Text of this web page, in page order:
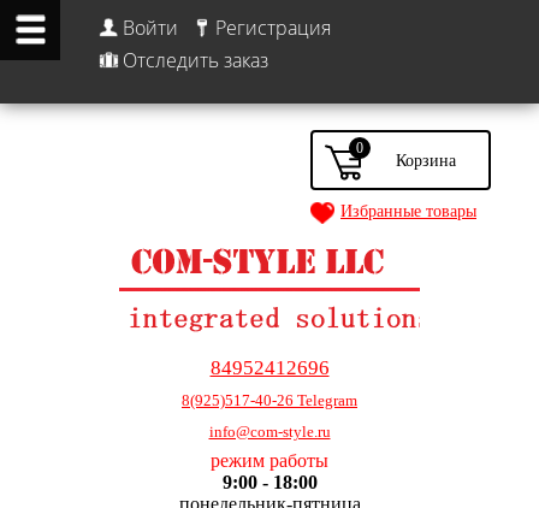
Войти
Регистрация
Отследить заказ
84952412696
8(925)517-40-26 Telegram
info@com-style.ru
режим работы
9:00 - 18:00
понедельник-пятница
0
Избранные товары